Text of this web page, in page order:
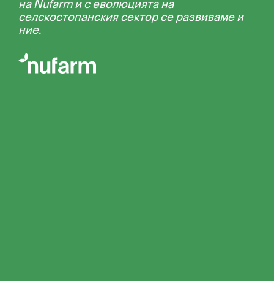
на Nufarm и с еволюцията на
селскостопанския сектор се развиваме и
ние.